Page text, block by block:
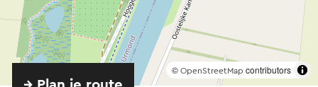
© OpenStreetMap contributors